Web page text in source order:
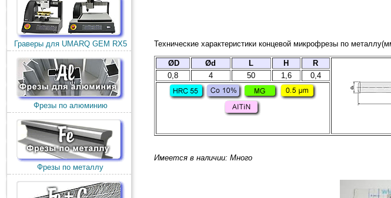
Граверы для UMARQ GEM RX5
Фрезы по алюминию
Фрезы по металлу
Технические характеристики концевой микрофрезы по
ØD Ød L H
R
0,8
4 50 1,6 0,4
Имеется в наличии: Много